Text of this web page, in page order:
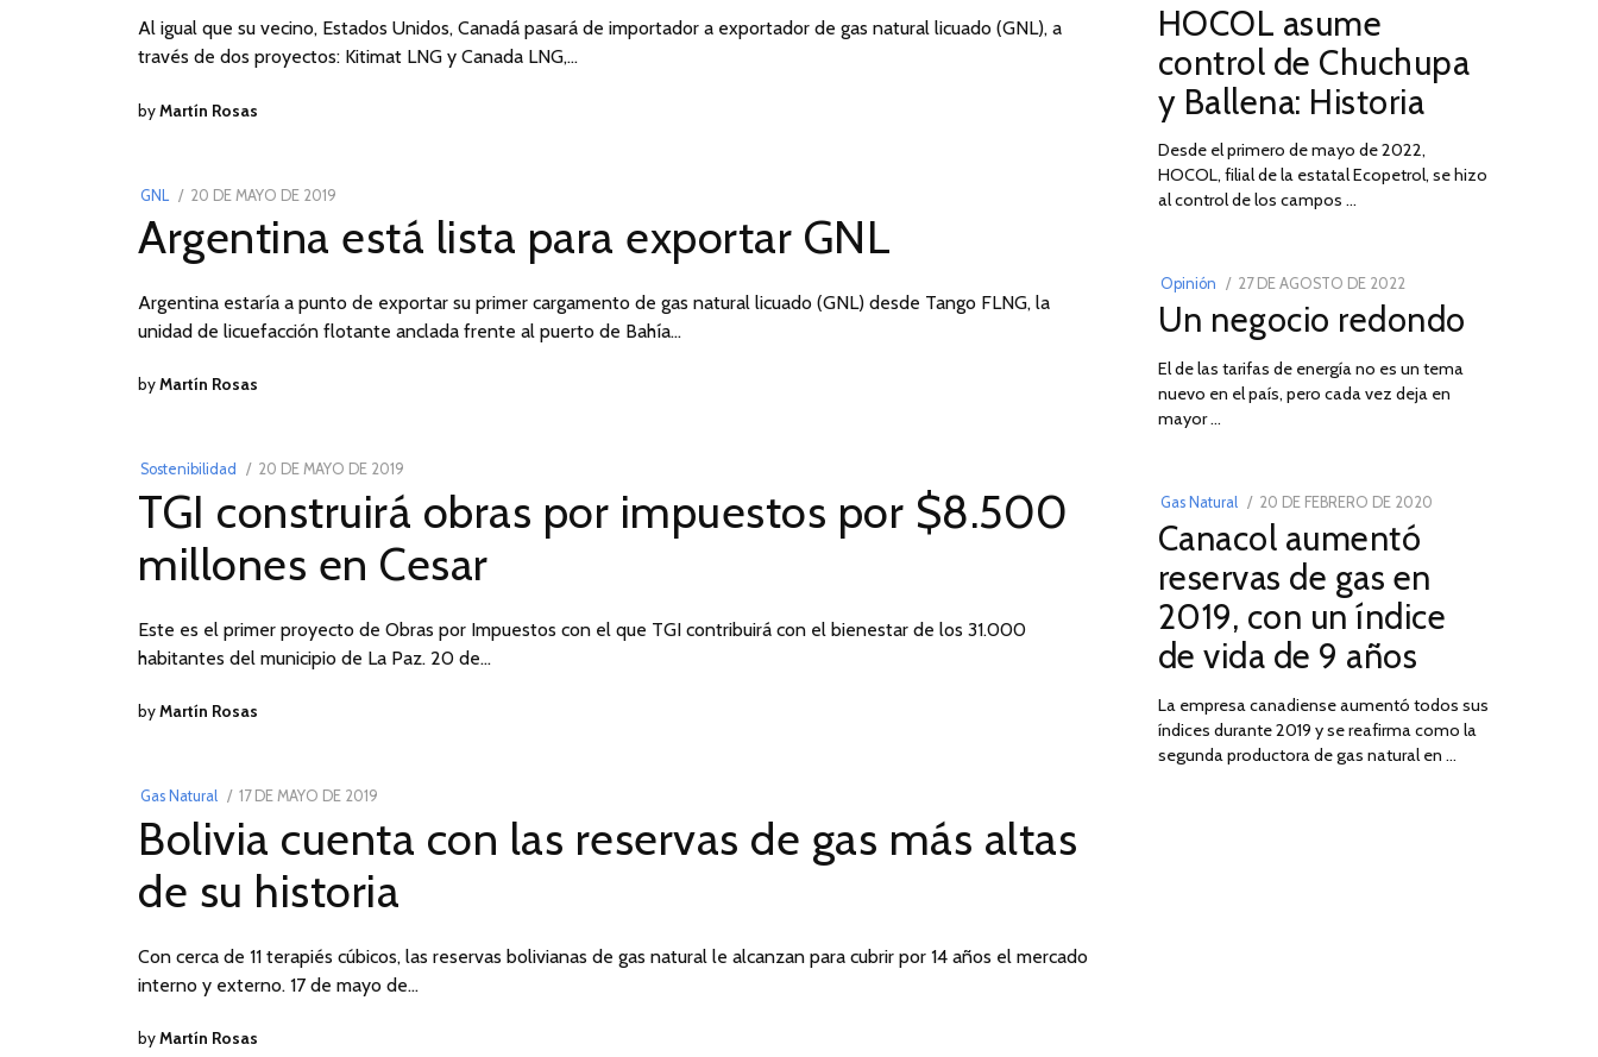
2019
Al igual que su vecino, Estados Unidos, Canadá pasará de importador a exportador de gas natural licuado (GNL), a
través de dos proyectos: Kitimat LNG y Canada LNG,…
byMartín Rosas
GNL
POSTED
20 DE MAYO DE 2019
MAYO
2019
Argentina está lista para exportar GNL
Argentina estaría a punto de exportar su primer cargamento de gas natural licuado (GNL) desde Tango FLNG, la
unidad de licuefacción flotante anclada frente al puerto de Bahía…
byMartín Rosas
Sostenibilidad
POSTED
20 DE MAYO DE 2019
ENERO
DE
2023
TGI construirá obras por impuestos por $8.500
millones en Cesar
Este es el primer proyecto de Obras por Impuestos con el que TGI contribuirá con el bienestar de los 31.000
habitantes del municipio de La Paz. 20 de…
byMartín Rosas
Gas Natural
POSTED
ON
17 DE MAYO DE 2019
DE
MAYO
2019
Bolivia cuenta con las reservas de gas más altas
de su historia
Con cerca de 11 terapiés cúbicos, las reservas bolivianas de gas natural le alcanzan para cubrir por 14 años el mercado
interno y externo. 17 de mayo de…
byMartín Rosas
ON
DE
2026
HOCOL asume
control de Chuchupa
y Ballena: Historia
Desde el primero de mayo de 2022,
HOCOL, filial de la estatal Ecopetrol, se hizo
al control de los campos …
Opinión
POSTED
27 DE AGOSTO DE 2022
DE
DE
2022
Un negocio redondo
El de las tarifas de energía no es un tema
nuevo en el país, pero cada vez deja en
mayor …
Gas Natural
POSTED
ON
20 DE FEBRERO DE 2020
2025
Canacol aumentó
reservas de gas en
2019, con un índice
de vida de 9 años
La empresa canadiense aumentó todos sus
índices durante 2019 y se reafirma como la
segunda productora de gas natural en …